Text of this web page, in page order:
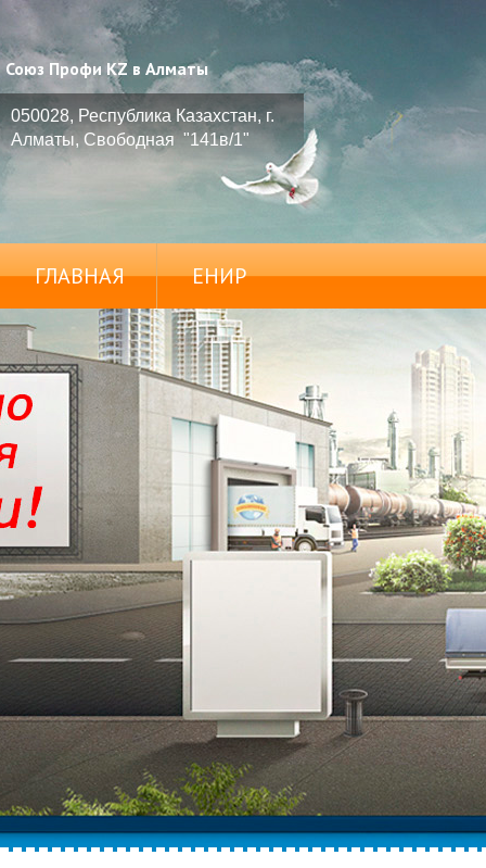
Союз Профи KZ в Алматы
050028, Республика Казахстан, г.
Алматы, Свободная "141в/1"
ГЛАВНАЯ ЕНИР